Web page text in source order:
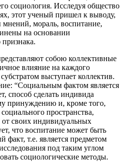
социология. Исследуя общество
этот ученый пришел к выводу,
мораль, воспитание,
на основании
собою коллективные
влияние на каждого
выступает коллектив.
“Социальным фактом является
способ сделать индивида
принуждению и, кроме того,
пространства,
своих индивидуальных
что воспитание может быть
факт, т.е. является предметом
под таким углом
социологические методы.